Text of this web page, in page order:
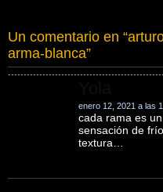
Un comentario en “
arma-blanca”
enero 12, 2021 a las
cada rama es
sensación de
textura…